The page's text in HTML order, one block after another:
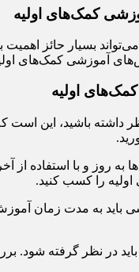
کمک‌های اولیه
بسیار حائز
آموزشی کمک‌های
اولیه
داشته باشید، این
به روز و با استفاده از
را کسب کنید.
باید به مدت زمان
باید در نظر گرفته شود.